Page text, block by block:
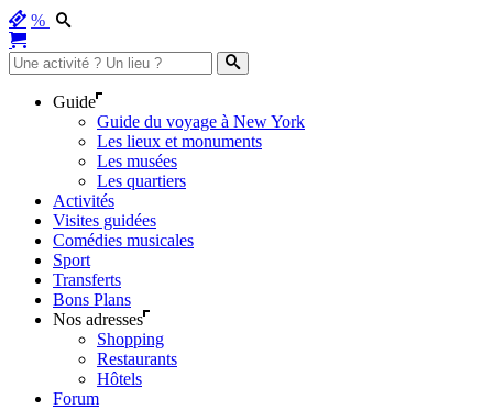
%
Guide
Guide du voyage à New York
Les lieux et monuments
Les musées
Les quartiers
Activités
Visites guidées
Comédies musicales
Sport
Transferts
Bons Plans
Nos adresses
Shopping
Restaurants
Hôtels
Forum